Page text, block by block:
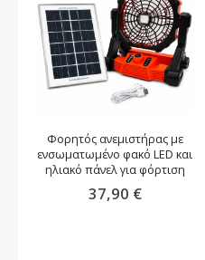
Φορητός ανεμιστήρας με
ενσωματωμένο φακό LED και
ηλιακό πάνελ για φόρτιση
37,90 €